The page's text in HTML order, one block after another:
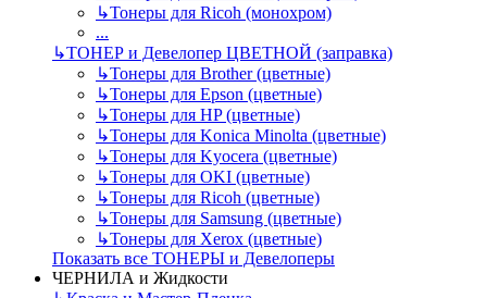
↳Тонеры для Ricoh (монохром)
...
↳ТОНЕР и Девелопер ЦВЕТНОЙ (заправка)
↳Тонеры для Brother (цветные)
↳Тонеры для Epson (цветные)
↳Тонеры для HP (цветные)
↳Тонеры для Konica Minolta (цветные)
↳Тонеры для Kyocera (цветные)
↳Тонеры для OKI (цветные)
↳Тонеры для Ricoh (цветные)
↳Тонеры для Samsung (цветные)
↳Тонеры для Xerox (цветные)
Показать все ТОНЕРЫ и Девелоперы
ЧЕРНИЛА и Жидкости